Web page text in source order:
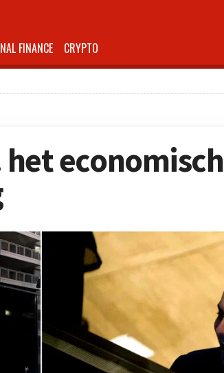
FINANCE CRYPTO
het economisch